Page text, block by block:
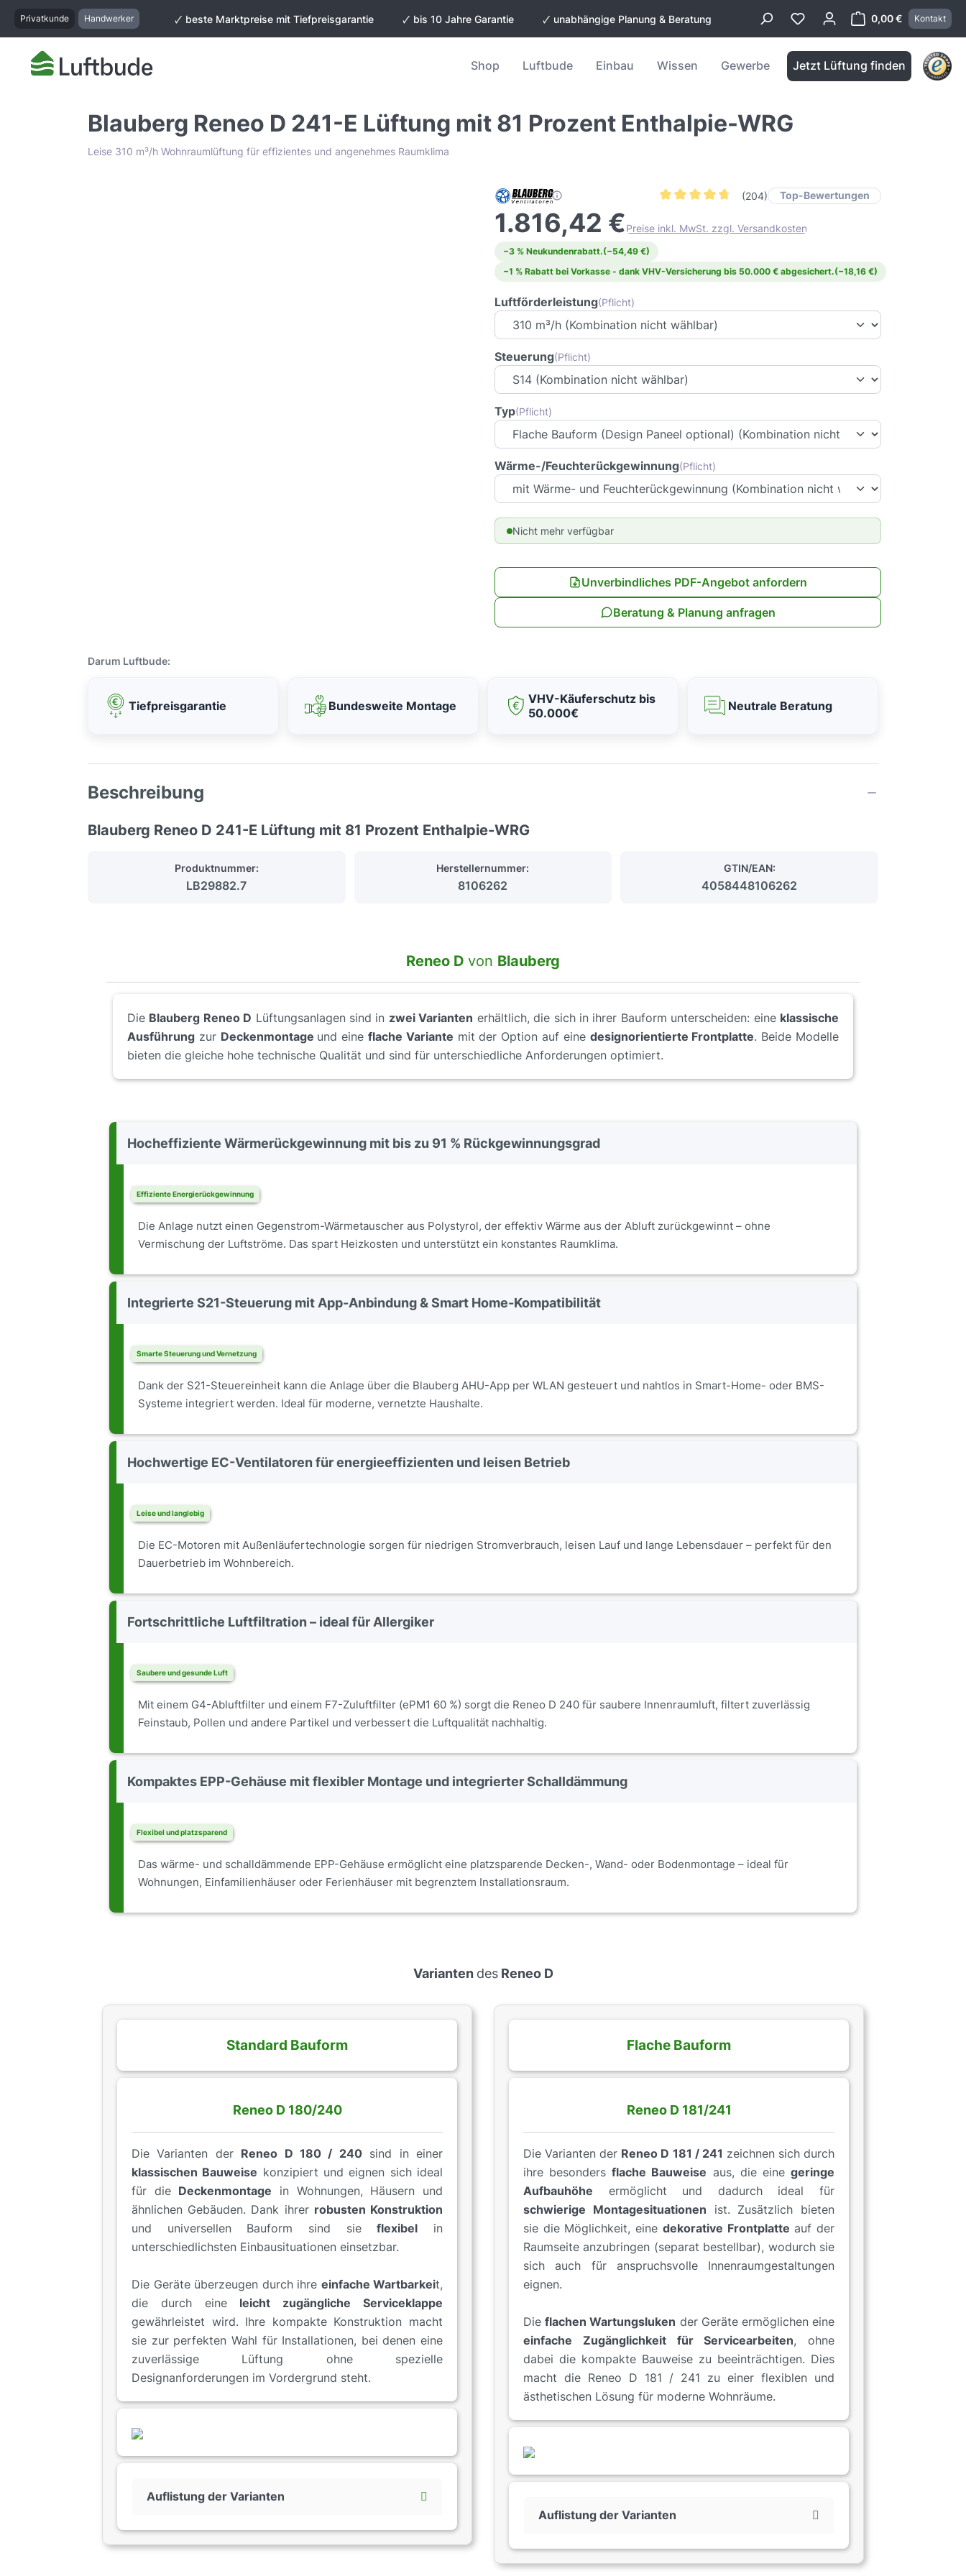
Zur Hauptnavigation springen
Privatkunde Handwerker 🗸 beste Marktpreise mit Tiefpreisgarantie 🗸 bis 10 Jahre Garantie 🗸 unabhängige Planung & Beratung 0,00 €
Warenkorb
Kontakt
Shop Luftbude Einbau Wissen Gewerbe Jetzt Lüftung finden
Blauberg Reneo D 241-E Lüftung mit 81 Prozent Enthalpie-WRG
Leise 310 m³/h Wohnraumlüftung für effizientes und angenehmes Raumklima
(204) Top-Bewertungen
1.816,42 €Preise inkl. MwSt. zzgl. Versandkosten
−3 % Neukundenrabatt.(−54,49 €)
−1 % Rabatt bei Vorkasse - dank VHV-Versicherung bis 50.000 € abgesichert.(−18,16 €)
Luftförderleistung(Pflicht)
Steuerung(Pflicht)
Typ(Pflicht)
Wärme-/Feuchterückgewinnung(Pflicht)
Nicht mehr verfügbar
Unverbindliches PDF-Angebot anfordern
Beratung & Planung anfragen
Darum Luftbude:
Tiefpreisgarantie Bundesweite Montage
VHV-Käuferschutz bis
50.000€
Neutrale Beratung
Beschreibung
Blauberg Reneo D 241-E Lüftung mit 81 Prozent Enthalpie-WRG
Produktnummer:
LB29882.7
Herstellernummer:
8106262
GTIN/EAN:
4058448106262
Reneo D von Blauberg
Die Blauberg Reneo D Lüftungsanlagen sind in zwei Varianten erhältlich, die sich in ihrer Bauform unterscheiden: eine klassische
Ausführung zur Deckenmontage und eineflache Variante mit der Option auf eine designorientierte Frontplatte. Beide Modelle
bieten die gleiche hohe technische Qualität und sind für unterschiedliche Anforderungen optimiert.
Hocheffiziente Wärmerückgewinnung mit bis zu 91 % Rückgewinnungsgrad
Effiziente Energierückgewinnung
Die Anlage nutzt einen Gegenstrom-Wärmetauscher aus Polystyrol, der effektiv Wärme aus der Abluft zurückgewinnt – ohne
Vermischung der Luftströme. Das spart Heizkosten und unterstützt ein konstantes Raumklima.
Integrierte S21-Steuerung mit App-Anbindung & Smart Home-Kompatibilität
Smarte Steuerung und Vernetzung
Dank der S21-Steuereinheit kann die Anlage über die Blauberg AHU-App per WLAN gesteuert und nahtlos in Smart-Home- oder BMS-
Systeme integriert werden. Ideal für moderne, vernetzte Haushalte.
Hochwertige EC-Ventilatoren für energieeffizienten und leisen Betrieb
Leise und langlebig
Die EC-Motoren mit Außenläufertechnologie sorgen für niedrigen Stromverbrauch, leisen Lauf und lange Lebensdauer – perfekt für den
Dauerbetrieb im Wohnbereich.
Fortschrittliche Luftfiltration – ideal für Allergiker
Saubere und gesunde Luft
Mit einem G4-Abluftfilter und einem F7-Zuluftfilter (ePM1 60 %) sorgt die Reneo D 240 für saubere Innenraumluft, filtert zuverlässig
Feinstaub, Pollen und andere Partikel und verbessert die Luftqualität nachhaltig.
Kompaktes EPP-Gehäuse mit flexibler Montage und integrierter Schalldämmung
Flexibel und platzsparend
Das wärme- und schalldämmende EPP-Gehäuse ermöglicht eine platzsparende Decken-, Wand- oder Bodenmontage – ideal für
Wohnungen, Einfamilienhäuser oder Ferienhäuser mit begrenztem Installationsraum.
Varianten desReneo D
Standard Bauform
Reneo D 180/240
Die Varianten der Reneo D 180 / 240sind in einer
klassischen Bauweise konzipiert und eignen sich ideal
für die Deckenmontage in Wohnungen, Häusern und
ähnlichen Gebäuden. Dank ihrer robusten Konstruktion
und universellen Bauform sind sieflexibel in
unterschiedlichsten Einbausituationen einsetzbar.
Die Geräte überzeugen durch ihre einfache Wartbarkeit,
die durch eine leicht zugängliche Serviceklappe
gewährleistet wird. Ihre kompakte Konstruktion macht
sie zur perfekten Wahl für Installationen, bei denen eine
zuverlässige Lüftung ohne spezielle
Designanforderungen im Vordergrund steht.
Auflistung der Varianten
Flache Bauform
Reneo D 181/241
Die Varianten der Reneo D 181 / 241 zeichnen sich durch
ihre besondersflache Bauweise aus, die einegeringe
Aufbauhöhe ermöglicht und dadurch ideal für
schwierige Montagesituationen ist. Zusätzlich bieten
sie die Möglichkeit, eine dekorative Frontplatte auf der
Raumseite anzubringen (separat bestellbar), wodurch sie
sich auch für anspruchsvolle Innenraumgestaltungen
eignen.
Dieflachen Wartungsluken der Geräte ermöglichen eine
einfache Zugänglichkeit für Servicearbeiten, ohne
dabei die kompakte Bauweise zu beeinträchtigen. Dies
macht die Reneo D 181 / 241 zu einer flexiblen und
ästhetischen Lösung für moderne Wohnräume.
Auflistung der Varianten